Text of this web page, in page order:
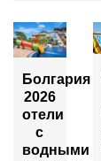
Болгария
2026
отели
с
водными